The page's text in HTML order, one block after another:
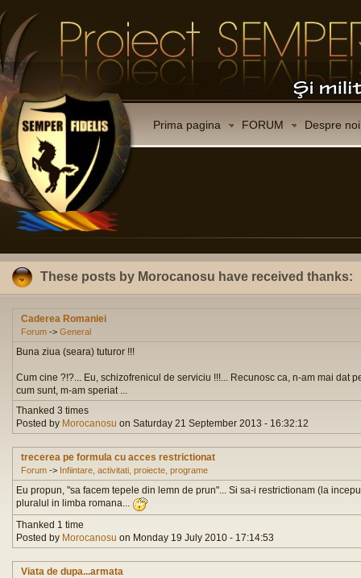
Prima pagina FORUM Despre noi
These posts by Morocanosu have received thanks:
Caderea Romaniei
Forum -> General
Buna ziua (seara) tuturor !!!
Cum cine ?!?... Eu, schizofrenicul de serviciu !!!... Recunosc ca, n-am mai dat
cum sunt, m-am speriat ...
Thanked 3 times
Posted by Morocanosu on Saturday 21 September 2013 - 16:32:12
trecerea pe formula cu acces restrictionat
Forum -> Infiintare, activitati, proiecte, programe
Eu propun, "sa facem tepele din lemn de prun"... Si sa-i restrictionam (la
pluralul in limba romana...
Thanked 1 time
Posted by Morocanosu on Monday 19 July 2010 - 17:14:53
Viata de dupa...armata